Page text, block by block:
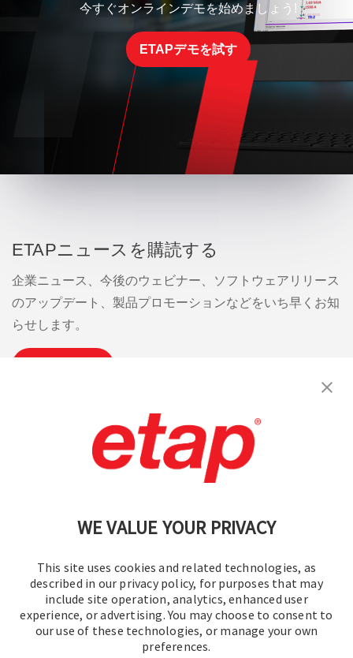
WE VALUE YOUR PRIVACY
This site uses cookies and related technologies, as
described in our privacy policy, for purposes that may
include site operation, analytics, enhanced user
experience, or advertising. You may choose to consent to
our use of these technologies, or manage your own
preferences.
今すぐオンラインデモを始めましょう!
ETAPデモを試す
ETAPニュースを購読する
企業ニュース、今後のウェビナー、ソフトウェアリリース
のアップデート、製品プロモーションなどをいち早くお知
らせします。
お問い合わせください。 | 利用規約
プライバシーポリシー | サイトマップ
© 2016-2026 オペレーションテクノロジー株式会社
All rights reserved.